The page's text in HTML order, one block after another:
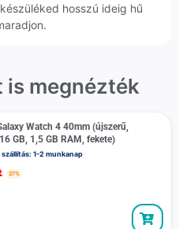
hosszú ideig hű
is megnézték
Watch 4 40mm (újszerű,
GB, 1,5 GB RAM, fekete)
1-2 munkanap
27%